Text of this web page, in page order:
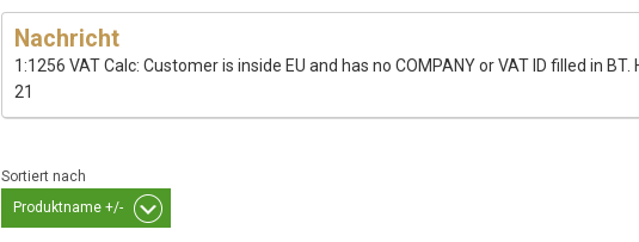
Nachricht
1:1256 VAT Calc: Customer is inside EU and has no COMPANY or VAT ID filled in
21
Sortiert nach
Produktname +/-